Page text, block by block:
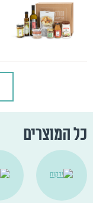
כל המוצרים